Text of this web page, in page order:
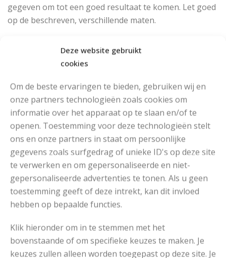
Deze website gebruikt
cookies
Om de beste ervaringen te bieden, gebruiken wij en
onze partners technologieën zoals cookies om
informatie over het apparaat op te slaan en/of te
openen. Toestemming voor deze technologieën stelt
ons en onze partners in staat om persoonlijke
gegevens zoals surfgedrag of unieke ID's op deze site
te verwerken en om gepersonaliseerde en niet-
gepersonaliseerde advertenties te tonen. Als u geen
toestemming geeft of deze intrekt, kan dit invloed
hebben op bepaalde functies.
Klik hieronder om in te stemmen met het
bovenstaande of om specifieke keuzes te maken. Je
keuzes zullen alleen worden toegepast op deze site. Je
gegeven om tot een goed resultaat te komen. Let goed
op de beschreven, verschillende maten.
AFWERKING
Hiervoor geldt eveneens om de patroonbeschrijving
Gebruikt garen Aantal
Katia Marathon 3,5
(verschillende kleuren)
5 – 8 – 8
– 8
€2,50
Download Patroon